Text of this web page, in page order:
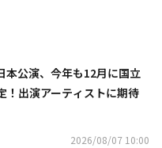
本公演、今年も12月に国立
！出演アーティストに期待
2026/08/07 10:00